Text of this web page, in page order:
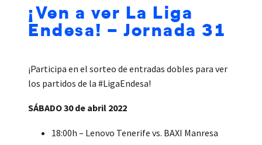
¡Ven a ver La Liga
Endesa! – Jornada 31
¡Participa en el sorteo de entradas dobles para ver
los partidos de la #LigaEndesa!
SÁBADO 30 de abril 2022
18:00h – Lenovo Tenerife vs. BAXI Manresa